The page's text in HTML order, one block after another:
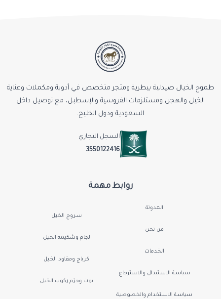
روابط مهمة
المدونة
من نحن
الخدمات
سياسة الاستبدال والاسترجاع
سياسة الاستخدام والخصوصية
سروج الخيل
لجام وشكيمة الخيل
كرباج ومقاود الخيل
بوت وجزم ركوب الخيل
طموح الخيال صيدلية بيطرية ومتجر متخصص في أدوية ومكملات وعناية
الخيل والهجن ومستلزمات الفروسية والإسطبل، مع توصيل داخل
السعودية ودول الخليج.
السجل التجاري
3550122416